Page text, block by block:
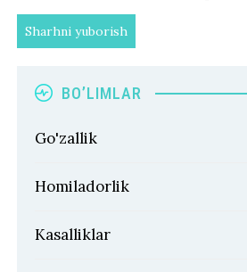
BO’LIMLAR
Go'zallik
Homiladorlik
Kasalliklar